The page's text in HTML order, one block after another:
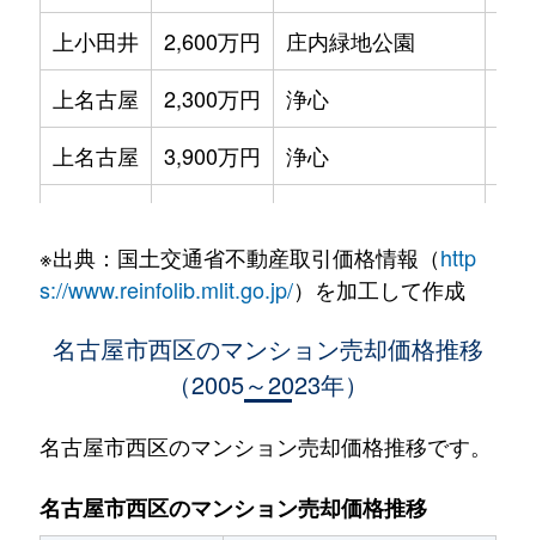
上小田井
2,600万円 庄内緑地公園
上名古屋
2,300万円 浄心
上名古屋
3,900万円 浄心
菊井
2,700万円 浅間町
2,800万円 浅間町
菊井
4,000万円 名古屋
菊井
2,000万円 名古屋
※出典：国土交通省不動産取引価格情報（http
s://www.reinfolib.mlit.go.jp/）を加工して作成
名古屋市西区のマンション売却価格推移
（2005～2023年）
名古屋市西区のマンション売却価格推移です。
名古屋市西区のマンション売却価格推移